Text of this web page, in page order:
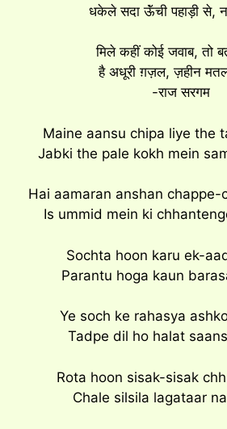
धकेले सदा ऊॅंची पहाड़ी से,
मिले कहीं कोई जवाब, तो
है अधूरी ग़ज़ल, ज़हीन
-राज सरगम
Maine aansu chipa liye the
Jabki the pale kokh mein
Hai aamaran anshan chappe-
Is ummid mein ki
Sochta hoon karu ek-
Parantu hoga kaun
Ye soch ke rahasya
Tadpe dil ho halat
Rota hoon sisak-sisak
Chale silsila lagataar